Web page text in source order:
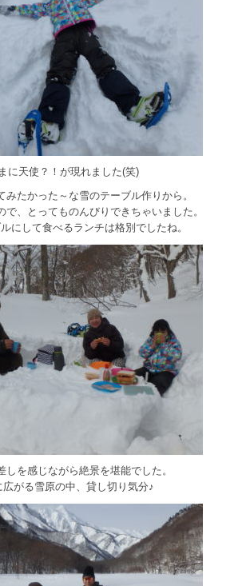
に天使？！が現れました(笑)
みたかった～な雪のテーブル作りから。
で、とってものんびりできちゃいました。
にして食べるランチは格別でしたね。
しを感じながら絶景を堪能でした。
広がる雪原の中、貸し切り気分♪